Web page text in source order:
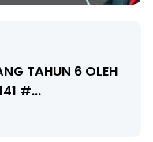
TAHUN 6 OLEH
#...